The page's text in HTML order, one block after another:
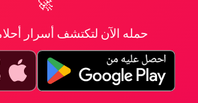
حمله الآن لتكتشف أسرار